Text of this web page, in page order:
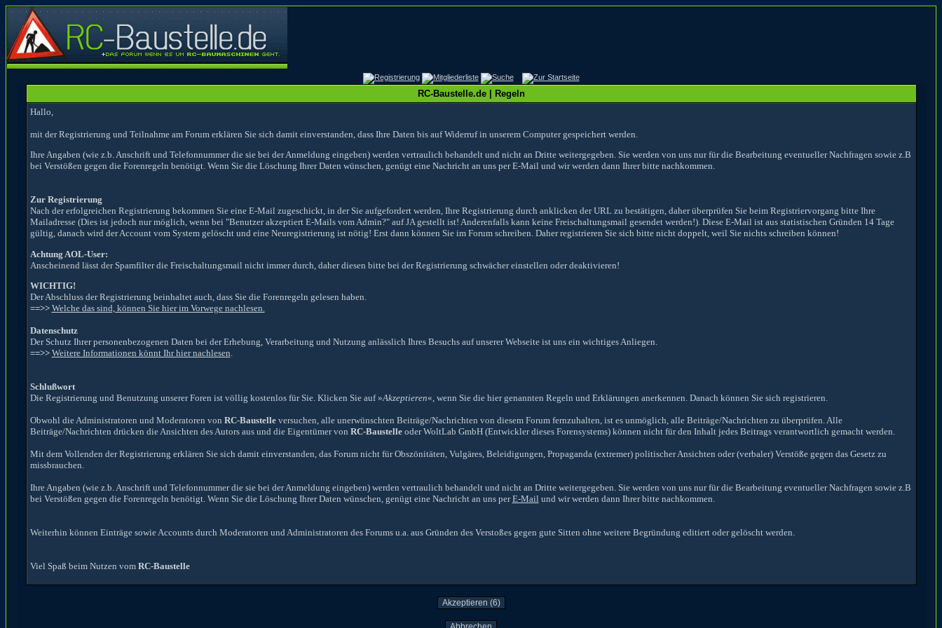
RC-Baustelle.de | Regeln
Hallo,
mit der Registrierung und Teilnahme am Forum erklären Sie sich damit einverstanden, dass Ihre Daten bis auf Widerruf in unserem Computer gespeichert werden.
Ihre Angaben (wie z.b. Anschrift und Telefonnummer die sie bei der Anmeldung eingeben) werden vertraulich behandelt und nicht an Dritte weitergegeben. Sie werden von uns nur für die Bearbeitung eventueller Nachfragen sowie z.B
bei Verstößen gegen die Forenregeln benötigt. Wenn Sie die Löschung Ihrer Daten wünschen, genügt eine Nachricht an uns per E-Mail und wir werden dann Ihrer bitte nachkommen.
Zur Registrierung
Nach der erfolgreichen Registrierung bekommen Sie eine E-Mail zugeschickt, in der Sie aufgefordert werden, Ihre Registrierung durch anklicken der URL zu bestätigen, daher überprüfen Sie beim Registriervorgang bitte Ihre
Mailadresse (Dies ist jedoch nur möglich, wenn bei "Benutzer akzeptiert E-Mails vom Admin?" auf JA gestellt ist! Anderenfalls kann keine Freischaltungsmail gesendet werden!). Diese E-Mail ist aus statistischen Gründen 14 Tage
gültig, danach wird der Account vom System gelöscht und eine Neuregistrierung ist nötig! Erst dann können Sie im Forum schreiben. Daher registrieren Sie sich bitte nicht doppelt, weil Sie nichts schreiben können!
Achtung AOL-User:
Anscheinend lässt der Spamfilter die Freischaltungsmail nicht immer durch, daher diesen bitte bei der Registrierung schwächer einstellen oder deaktivieren!
WICHTIG!
Der Abschluss der Registrierung beinhaltet auch, dass Sie die Forenregeln gelesen haben.
==>> Welche das sind, können Sie hier im Vorwege nachlesen.
Datenschutz
Der Schutz Ihrer personenbezogenen Daten bei der Erhebung, Verarbeitung und Nutzung anlässlich Ihres Besuchs auf unserer Webseite ist uns ein wichtiges Anliegen.
==>> Weitere Informationen könnt Ihr hier nachlesen
Schlußwort
Die Registrierung und Benutzung unserer Foren ist völlig kostenlos für Sie. Klicken Sie auf »Akzeptieren«, wenn Sie die hier genannten Regeln und Erklärungen anerkennen. Danach können Sie sich registrieren.
Obwohl die Administratoren und Moderatoren von RC-Baustelleversuchen, alle unerwünschten Beiträge/Nachrichten von diesem Forum fernzuhalten, ist es unmöglich, alle Beiträge/Nachrichten zu überprüfen. Alle
Beiträge/Nachrichten drücken die Ansichten des Autors aus und die Eigentümer von RC-Baustelle oder WoltLab GmbH (Entwickler dieses Forensystems) können nicht für den Inhalt jedes Beitrags verantwortlich gemacht werden.
Mit dem Vollenden der Registrierung erklären Sie sich damit einverstanden, das Forum nicht für Obszönitäten, Vulgäres, Beleidigungen, Propaganda (extremer) politischer Ansichten oder (verbaler) Verstöße gegen das Gesetz zu
missbrauchen.
Ihre Angaben (wie z.b. Anschrift und Telefonnummer die sie bei der Anmeldung eingeben) werden vertraulich behandelt und nicht an Dritte weitergegeben. Sie werden von uns nur für die Bearbeitung eventueller Nachfragen sowie z.B
bei Verstößen gegen die Forenregeln benötigt. Wenn Sie die Löschung Ihrer Daten wünschen, genügt eine Nachricht an uns perE-Mail und wir werden dann Ihrer bitte nachkommen.
Weiterhin können Einträge sowie Accounts durch Moderatoren und Administratoren des Forums u.a. aus Gründen des Verstoßes gegen gute Sitten ohne weitere Begründung editiert oder gelöscht werden.
Viel Spaß beim Nutzen vom RC-Baustelle